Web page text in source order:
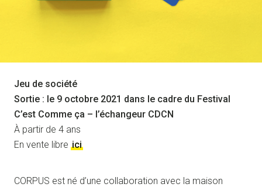
Jeu de société
Sortie : le 9 octobre 2021 dans le cadre du Festival
C’est Comme ça – l’échangeur CDCN
À partir de 4 ans
En vente libre ici
CORPUS est né d’une collaboration avec la maison